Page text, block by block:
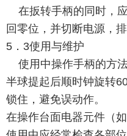
在扳转手柄的同时，
回零位，并切断电源，
5．3使用与维护
使用中操作手柄的方
半球提起后顺时钟旋转
锁住，避免误动作。
在操作台面电器元件（